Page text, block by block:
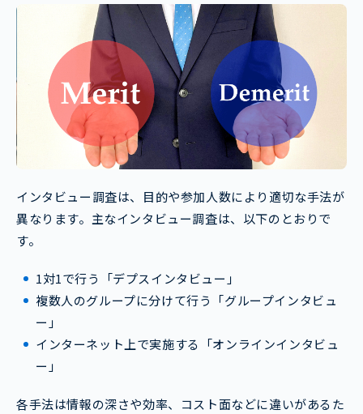
インタビュー調査は、目的や参加人数により適切な手法が
異なります。主なインタビュー調査は、以下のとおりで
す。
1対1で行う「デプスインタビュー」
複数人のグループに分けて行う「グループインタビュ
ー」
インターネット上で実施する「オンラインインタビュ
ー」
各手法は情報の深さや効率、コスト面などに違いがあるた